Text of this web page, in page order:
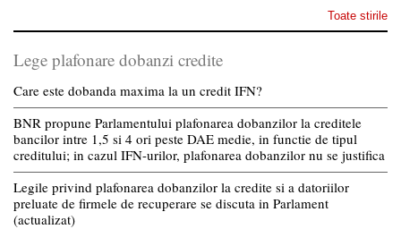
Toate stirile
Lege plafonare dobanzi credite
Care este dobanda maxima la un credit IFN?
BNR propune Parlamentului plafonarea dobanzilor la creditele
bancilor intre 1,5 si 4 ori peste DAE medie, in functie de tipul
creditului; in cazul IFN-urilor, plafonarea dobanzilor nu se justifica
Legile privind plafonarea dobanzilor la credite si a datoriilor
preluate de firmele de recuperare se discuta in Parlament
(actualizat)